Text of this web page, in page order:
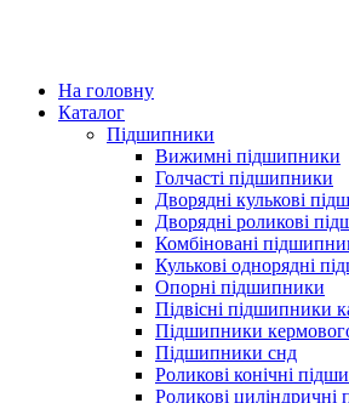
На головну
Каталог
Підшипники
Вижимні підшипники
Голчасті підшипники
Дворядні кулькові
Дворядні роликові
Комбіновані
Кулькові однорядні
Опорні підшипники
Підвісні підшипники
Підшипники
Підшипники снд
Роликові конічні
Роликові циліндричні